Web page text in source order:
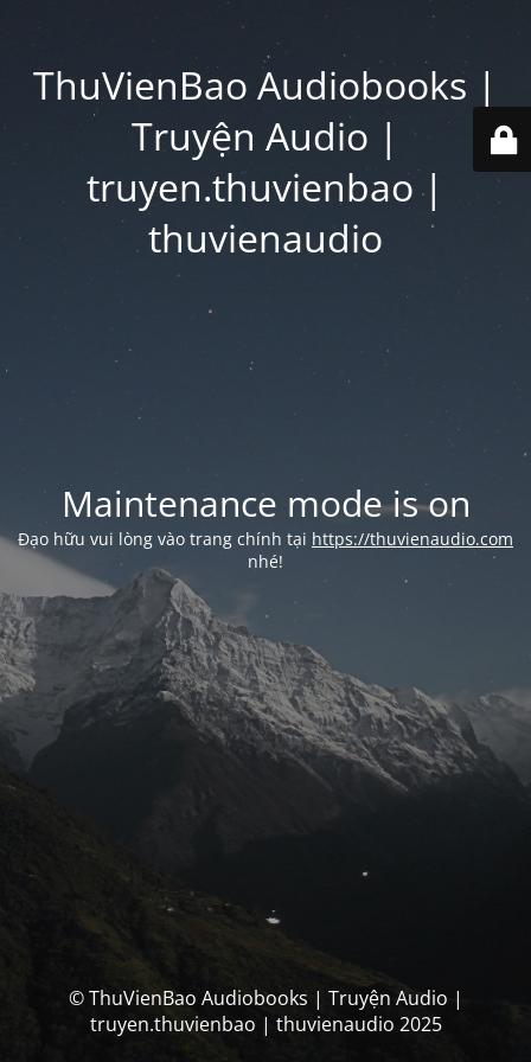
ThuVienBao Audiobooks |
Truyện Audio |
truyen.thuvienbao |
thuvienaudio
Maintenance mode is on
Đạo hữu vui lòng vào trang chính tại https://thuvienaudio.com
nhé!
© ThuVienBao Audiobooks | Truyện Audio |
truyen.thuvienbao | thuvienaudio 2025